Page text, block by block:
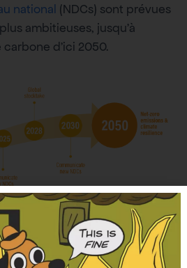
national (NDCs) sont prévues
ambitieuses, jusqu’à
d’ici 2050.
www.wri.org/ndcs